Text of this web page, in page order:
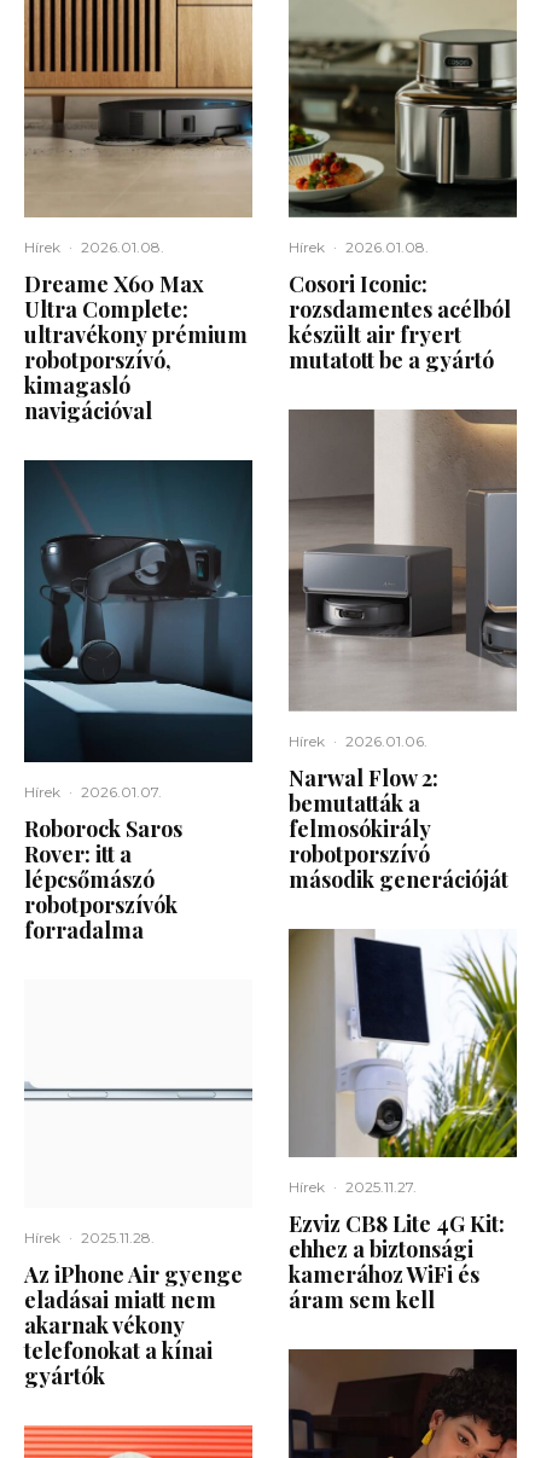
Hírek · 2026.01.08.
Dreame X60 Max
Ultra Complete:
ultravékony prémium
robotporszívó,
kimagasló
navigációval
Hírek · 2026.01.07.
Roborock Saros
Rover: itt a
lépcsőmászó
robotporszívók
forradalma
Hírek · 2025.11.28.
Az iPhone Air gyenge
eladásai miatt nem
akarnak vékony
telefonokat a kínai
gyártók
Hírek · 2026.01.08.
Cosori Iconic:
rozsdamentes acélból
készült air fryert
mutatott be a gyártó
Hírek · 2026.01.06.
Narwal Flow 2:
bemutatták a
felmosókirály
robotporszívó
második generációját
Hírek · 2025.11.27.
Ezviz CB8 Lite 4G Kit:
ehhez a biztonsági
kamerához WiFi és
áram sem kell